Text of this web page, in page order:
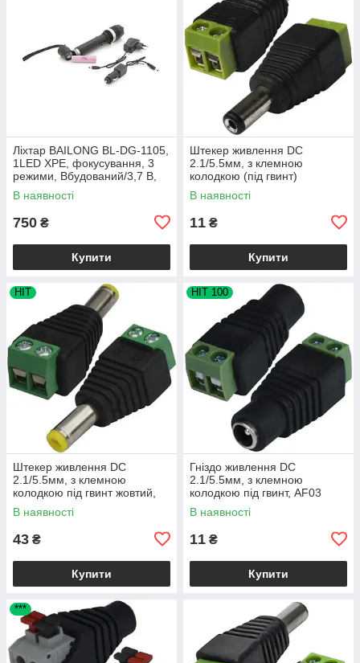
Ліхтар BAILONG BL-DG-1105,
1LED ХPE, фокусування, 3
режими, Вбудований/3,7 В,
800 мА, 100 Вт, Black, IP44
В наявності
750 ₴
Купити
Штекер живлення DC
2.1/5.5мм, з клемною
колодкою (під гвинт)
В наявності
11 ₴
Купити
HIT
Штекер живлення DC
2.1/5.5мм, з клемною
колодкою під гвинт жовтий,
AF01
В наявності
43 ₴
Купити
HIT 100
Гніздо живлення DC
2.1/5.5мм, з клемною
колодкою під гвинт, AF03
В наявності
11 ₴
Купити
***